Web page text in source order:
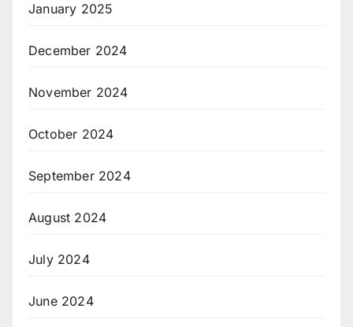
January 2025
December 2024
November 2024
October 2024
September 2024
August 2024
July 2024
June 2024